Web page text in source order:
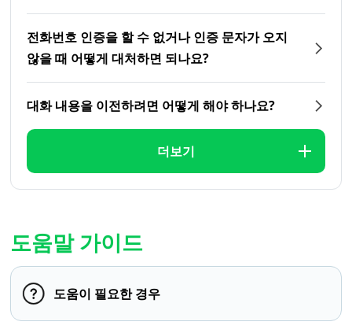
전화번호 인증을 할 수 없거나 인증 문자가 오지
않을 때 어떻게 대처하면 되나요?
대화 내용을 이전하려면 어떻게 해야 하나요?
더보기
도움말 가이드
도움이 필요한 경우